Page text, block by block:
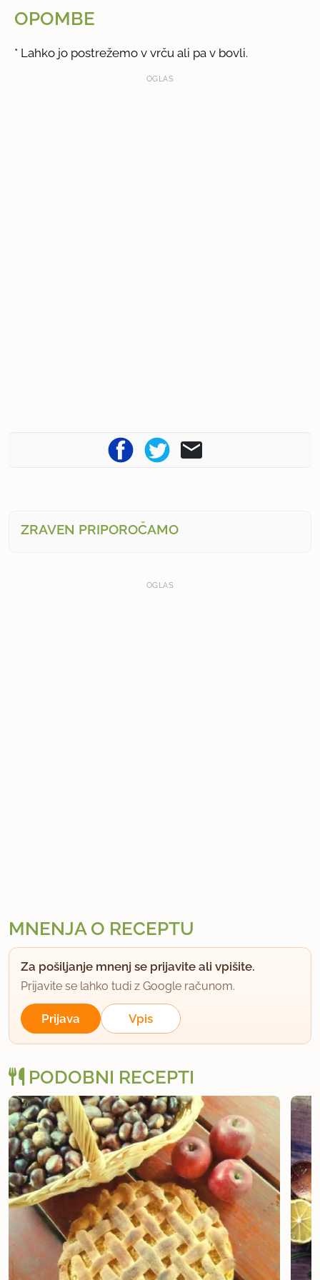
OPOMBE
* Lahko jo postrežemo v vrču ali pa v bovli.
OGLAS
ZRAVEN PRIPOROČAMO
OGLAS
MNENJA O RECEPTU
Za pošiljanje mnenj se prijavite ali vpišite.
Prijavite se lahko tudi z Google računom.
Prijava Vpis
PODOBNI RECEPTI